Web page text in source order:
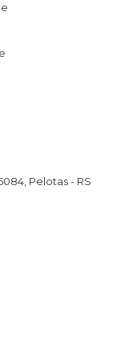
Pelotas - RS